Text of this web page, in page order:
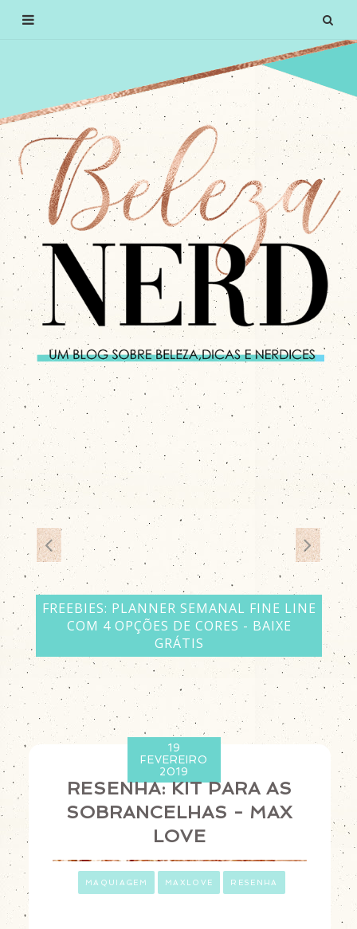
FREEBIES: PLANNER SEMANAL FINE LINE
COM 4 OPÇÕES DE CORES - BAIXE
GRÁTIS
19
FEVEREIRO
2019
RESENHA: KIT PARA AS
SOBRANCELHAS - MAX
LOVE
MAQUIAGEM MAXLOVE RESENHA